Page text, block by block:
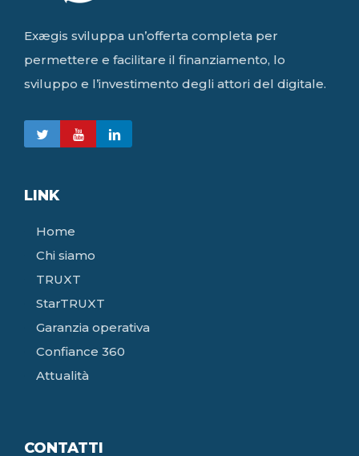
Exægis sviluppa un’offerta completa per
permettere e facilitare il finanziamento, lo
sviluppo e l’investimento degli attori del digitale.
LINK
Home
Chi siamo
TRUXT
StarTRUXT
Garanzia operativa
Confiance 360
Attualità
CONTATTI